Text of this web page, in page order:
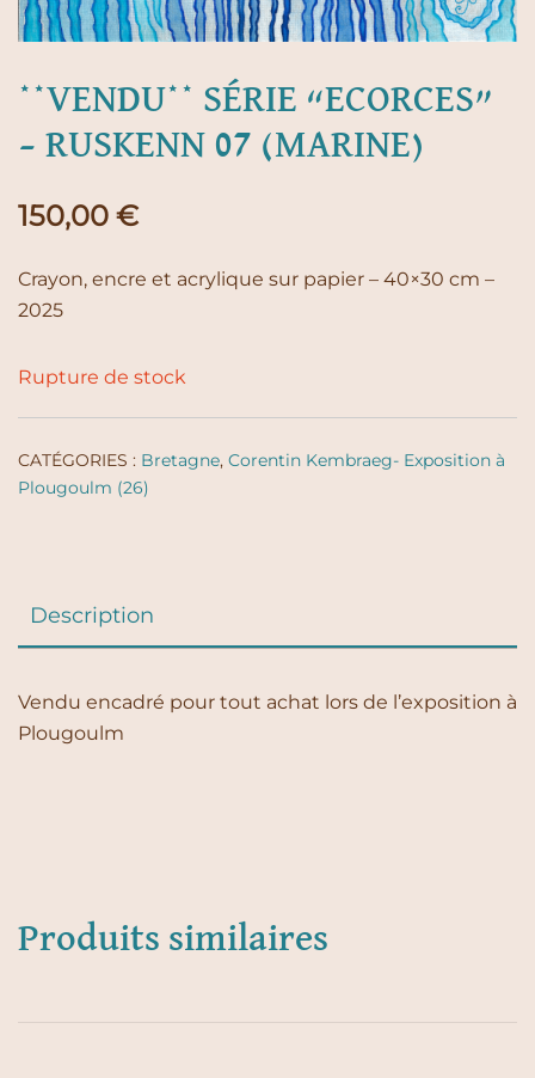
**VENDU** SÉRIE “ECORCES”
– RUSKENN 07 (MARINE)
150,00 €
Crayon, encre et acrylique sur papier – 40×30 cm –
2025
Rupture de stock
CATÉGORIES : Bretagne, Corentin Kembraeg- Exposition à
Plougoulm (26)
Description
Vendu encadré pour tout achat lors de l’exposition à
Plougoulm
Produits similaires